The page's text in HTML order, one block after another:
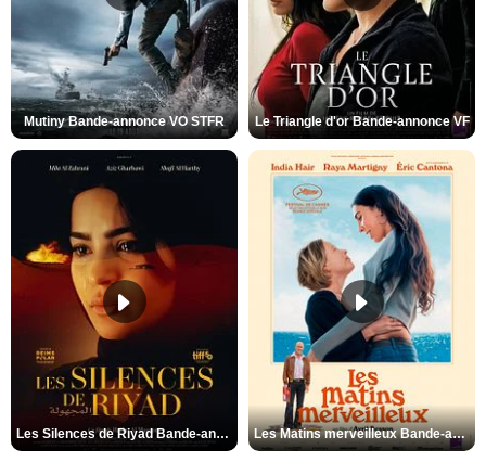
Mutiny Bande-annonce VO STFR Le Triangle d'or Bande-annonce VF
Les Silences de Riyad Bande-annonce VO STFR Les Matins merveilleux Bande-annonce VF